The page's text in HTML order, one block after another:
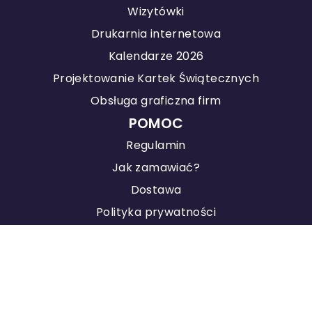
Wizytówki
Drukarnia internetowa
Kalendarze 2026
Projektowanie Kartek Świątecznych
Obsługa graficzna firm
POMOC
Regulamin
Jak zamawiać?
Dostawa
Polityka prywatności